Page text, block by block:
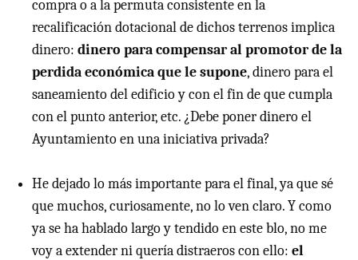
compra o a la permuta consistente en la
recalificación dotacional de dichos terrenos implica
dinero: dinero para compensar al promotor de la
perdida económica que le supone, dinero para el
saneamiento del edificio y con el fin de que cumpla
con el punto anterior, etc. ¿Debe poner dinero el
Ayuntamiento en una iniciativa privada?
He dejado lo más importante para el final, ya que sé
que muchos, curiosamente, no lo ven claro. Y como
ya se ha hablado largo y tendido en este blo, no me
voy a extender ni quería distraeros con ello: el